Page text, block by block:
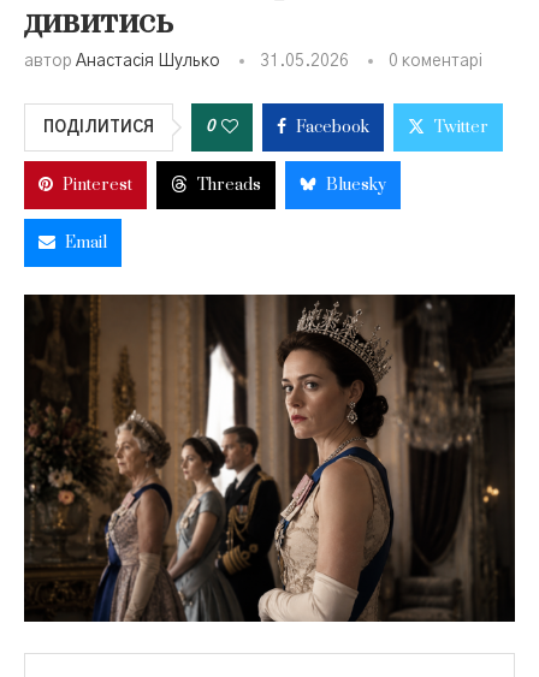
дивитись
автор Анастасія Шулько 31.05.2026 0 коментарі
ПОДІЛИТИСЯ 0 Facebook Twitter
Pinterest Threads Bluesky
Email